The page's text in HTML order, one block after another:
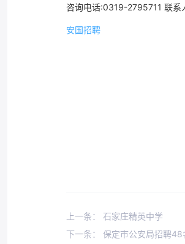
咨询电话:0319-2795711 联系
安国招聘
上一条： 石家庄精英中学
下一条： 保定市公安局招聘